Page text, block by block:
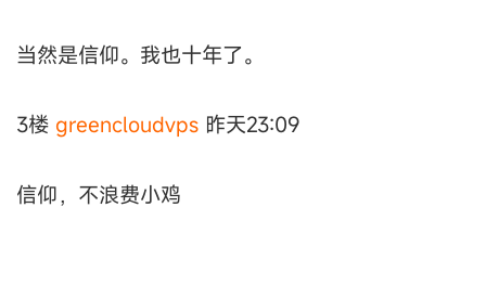
当然是信仰。我也十年了。
3楼 greencloudvps 昨天23:09
信仰，不浪费小鸡